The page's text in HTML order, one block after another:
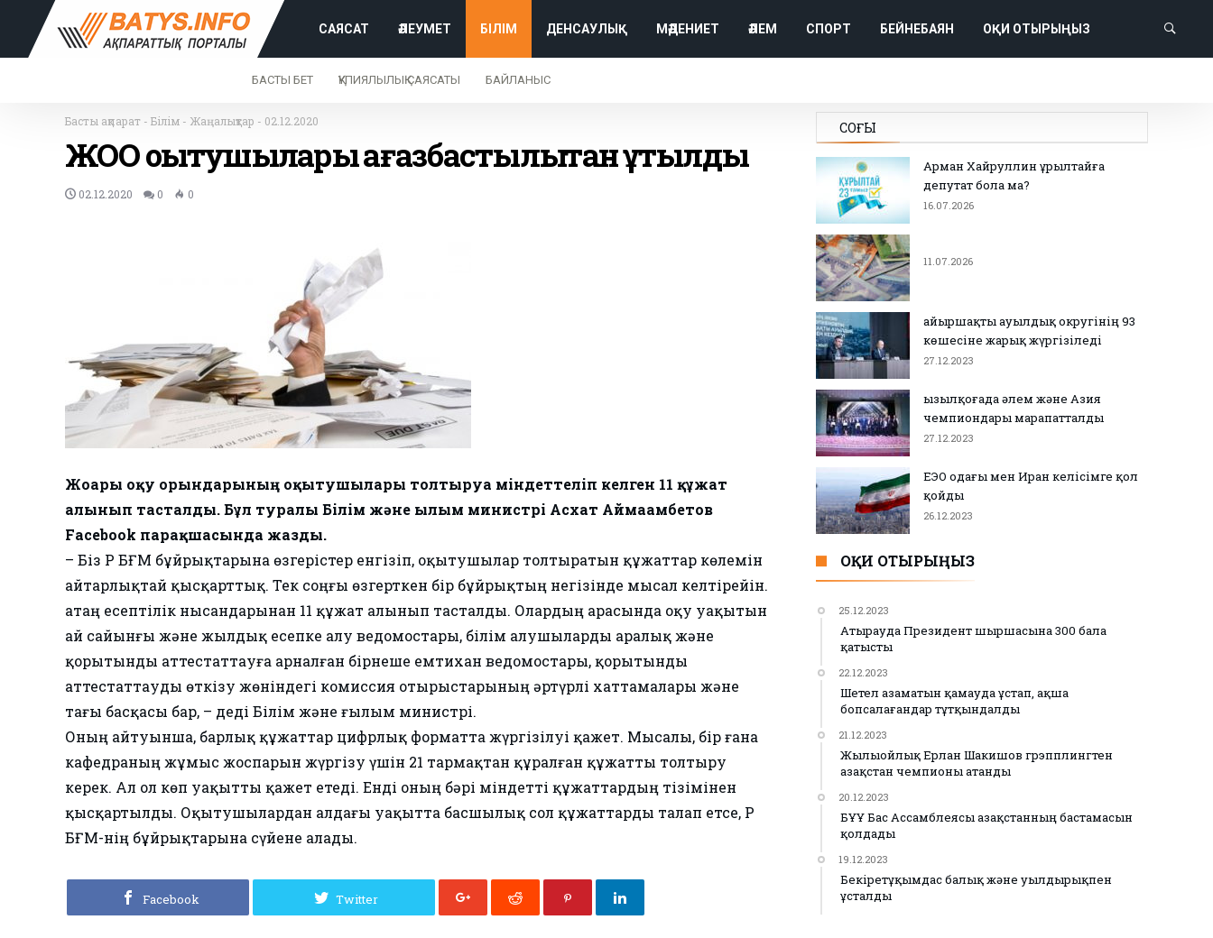
САЯСАТ ӘЛЕУМЕТ БІЛІМ ДЕНСАУЛЫҚ МӘДЕНИЕТ ӘЛЕМ СПОРТ БЕЙНЕБАЯН ОҚИ ОТЫРЫҢЫЗ
БАСТЫ БЕТ ҚҰПИЯЛЫЛЫҚ САЯСАТЫ БАЙЛАНЫС
Басты ақпарат - Білім - Жаңалықтар - 02.12.2020
ЖОО оқытушылары қағазбастылықтан құтылды
02.12.2020 0 0
Жоғары оқу орындарының оқытушылары толтыруға міндеттеліп келген 11 құжат
алынып тасталды. Бұл туралы Білім және ғылым министрі Асхат Аймағамбетов
Facebook парақшасында жазды.
– Біз ҚР БҒМ бұйрықтарына өзгерістер енгізіп, оқытушылар толтыратын құжаттар көлемін
айтарлықтай қысқарттық. Тек соңғы өзгерткен бір бұйрықтың негізінде мысал келтірейін.
Қатаң есептілік нысандарынан 11 құжат алынып тасталды. Олардың арасында оқу уақытын
ай сайынғы және жылдық есепке алу ведомостары, білім алушыларды аралық және
қорытынды аттестаттауға арналған бірнеше емтихан ведомостары, қорытынды
аттестаттауды өткізу жөніндегі комиссия отырыстарының әртүрлі хаттамалары және
тағы басқасы бар, – деді Білім және ғылым министрі.
Оның айтуынша, барлық құжаттар цифрлық форматта жүргізілуі қажет. Мысалы, бір ғана
кафедраның жұмыс жоспарын жүргізу үшін 21 тармақтан құралған құжатты толтыру
керек. Ал ол көп уақытты қажет етеді. Енді оның бәрі міндетті құжаттардың тізімінен
қысқартылды. Оқытушылардан алдағы уақытта басшылық сол құжаттарды талап етсе, ҚР
БҒМ-нің бұйрықтарына сүйене алады.
Facebook Twitter
СОҢҒЫ
Арман Хайруллин Құрылтайға
депутат бола ма?
16.07.2026
11.07.2026
Қайыршақты ауылдық округінің 93
көшесіне жарық жүргізіледі
27.12.2023
Қызылқоғада әлем және Азия
чемпиондары марапатталды
27.12.2023
ЕЭО одағы мен Иран келісімге қол
қойды
26.12.2023
ОҚИ ОТЫРЫҢЫЗ
25.12.2023
Атырауда Президент шыршасына 300 бала
қатысты
22.12.2023
Шетел азаматын қамауда ұстап, ақша
бопсалағандар тұтқындалды
21.12.2023
Жылыойлық Ерлан Шакишов грэпплингтен
Қазақстан чемпионы атанды
20.12.2023
БҰҰ Бас Ассамблеясы Қазақстанның бастамасын
қолдады
19.12.2023
Бекіретұқымдас балық және уылдырықпен
ұсталды